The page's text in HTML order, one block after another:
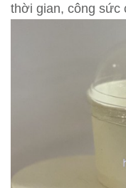
thời gian, công sức